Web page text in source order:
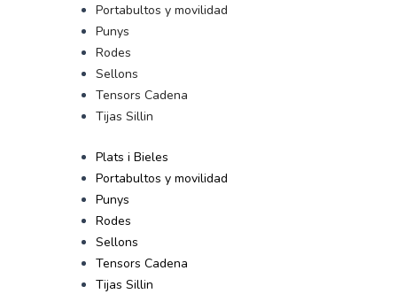
Portabultos y movilidad
Punys
Rodes
Sellons
Tensors Cadena
Tijas Sillin
Plats i Bieles
Portabultos y movilidad
Punys
Rodes
Sellons
Tensors Cadena
Tijas Sillin